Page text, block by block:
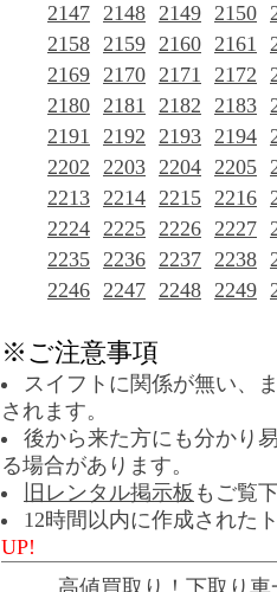
2147 2148 2149 2150
2158 2159 2160 2161
2169 2170 2171 2172
2180 2181 2182 2183
2191 2192 2193 2194
2202 2203 2204 2205
2213 2214 2215 2216
2224 2225 2226 2227
2235 2236 2237 2238
2246 2247 2248 2249
※ご注意事項
スイフトに関係が無い、
されます。
後から来た方にも分かり
る場合があります。
旧レンタル掲示板 もご覧
12時間以内に作成された
UP!